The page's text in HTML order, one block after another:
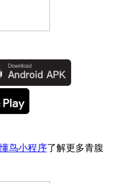
懂鸟小程序了解更多青腹